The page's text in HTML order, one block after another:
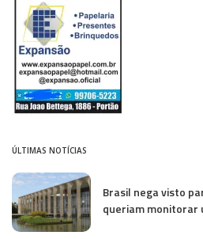
ÚLTIMAS NOTÍCIAS
Brasil nega visto
queriam monitorar